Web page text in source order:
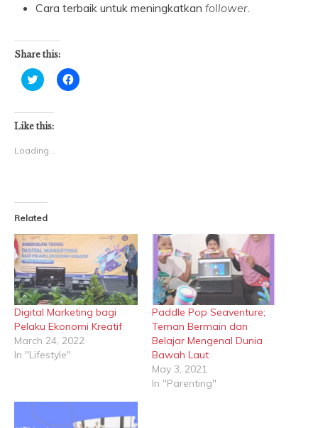
Cara terbaik untuk meningkatkan follower.
Share this:
Click
to
Twitter
(Opens
in
window)
Click
to
Like this:
Loading...
Related
Digital Marketing bagi
Pelaku Ekonomi Kreatif
March 24, 2022
In "Lifestyle"
Paddle Pop Seaventure;
Teman Bermain dan
Belajar Mengenal Dunia
Bawah Laut
May 3, 2021
In "Parenting"